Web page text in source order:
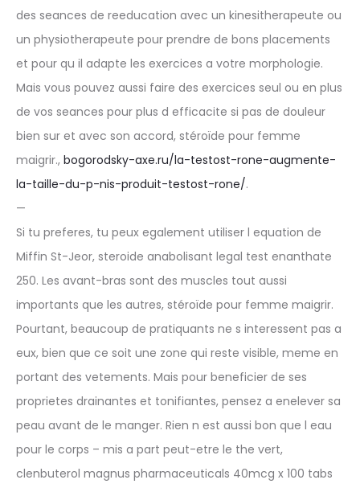
des seances de reeducation avec un kinesitherapeute ou
un physiotherapeute pour prendre de bons placements
et pour qu il adapte les exercices a votre morphologie.
Mais vous pouvez aussi faire des exercices seul ou en plus
de vos seances pour plus d efficacite si pas de douleur
bien sur et avec son accord, stéroïde pour femme
maigrir., bogorodsky-axe.ru/la-testost-rone-augmente-
la-taille-du-p-nis-produit-testost-rone/.
—
Si tu preferes, tu peux egalement utiliser l equation de
Miffin St-Jeor, steroide anabolisant legal test enanthate
250. Les avant-bras sont des muscles tout aussi
importants que les autres, stéroïde pour femme maigrir.
Pourtant, beaucoup de pratiquants ne s interessent pas a
eux, bien que ce soit une zone qui reste visible, meme en
portant des vetements. Mais pour beneficier de ses
proprietes drainantes et tonifiantes, pensez a enelever sa
peau avant de le manger. Rien n est aussi bon que l eau
pour le corps – mis a part peut-etre le the vert,
clenbuterol magnus pharmaceuticals 40mcg x 100 tabs